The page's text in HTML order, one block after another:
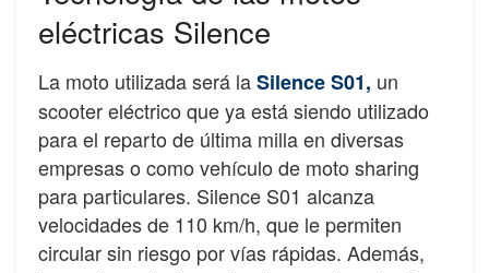
eléctricas Silence
La moto utilizada será laSilence S01, un
scooter eléctrico que ya está siendo utilizado
para el reparto de última milla en diversas
empresas o como vehículo de moto sharing
para particulares. Silence S01 alcanza
velocidades de 110 km/h, que le permiten
circular sin riesgo por vías rápidas. Además,